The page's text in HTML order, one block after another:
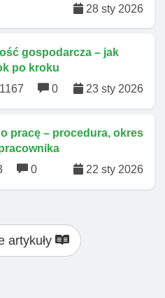
28 sty 2026
gospodarcza – jak
po kroku
0 23 sty 2026
pracę – procedura, okres
0 22 sty 2026
artykuły